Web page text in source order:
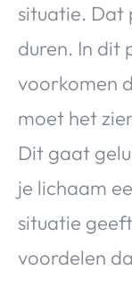
situatie. Dat
duren. In dit
voorkomen
moet het
Dit gaat
je lichaam
situatie
voordelen